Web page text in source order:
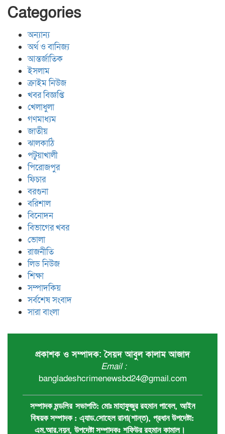
Categories
অন্যান্য
অর্থ ও বানিজ্য
আন্তর্জাতিক
ইসলাম
ক্রাইম নিউজ
খবর বিজ্ঞপ্তি
খেলাধুলা
গণমাধ্যম
জাতীয়
ঝালকাঠি
পটুয়াখালী
পিরোজপুর
ফিচার
বরগুনা
বরিশাল
বিনোদন
বিভাগের খবর
ভোলা
রাজনীতি
লিড নিউজ
শিক্ষা
সম্পাদকিয়
সর্বশেষ সংবাদ
সারা বাংলা
প্রকাশক ও সম্পাদক: সৈয়দ আবুল কালাম আজাদ
Email :
bangladeshcrimenewsbd24@gmail.com
সম্পাদক মন্ডলির সভাপতি: মোঃ মাহাফুজুর রহমান পাবেল, আইন
বিষয়ক সম্পাদক : ‍এ্যাড.সোহেল রানা(শান্ত), প্রধান ‍উপদেষ্টা:
এম.আর.নয়ন, উপদেষ্টা সম্পাদকঃ শফিউর রহমান কামাল।